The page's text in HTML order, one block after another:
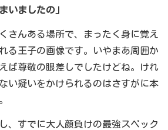
いましたの」
さんある場所で、まったく身に覚え
る王子の画像です。いやまあ周囲か
ば尊敬の眼差しでしたけどね。けれ
い疑いをかけられるのはさすがに本
、すでに大人顔負けの最強スペック